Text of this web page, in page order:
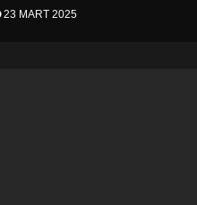
23 MART 2025